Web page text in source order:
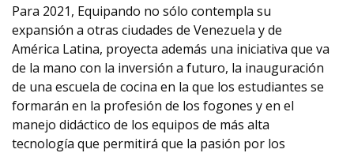
Para 2021, Equipando no sólo contempla su
expansión a otras ciudades de Venezuela y de
América Latina, proyecta además una iniciativa que va
de la mano con la inversión a futuro, la inauguración
de una escuela de cocina en la que los estudiantes se
formarán en la profesión de los fogones y en el
manejo didáctico de los equipos de más alta
tecnología que permitirá que la pasión por los